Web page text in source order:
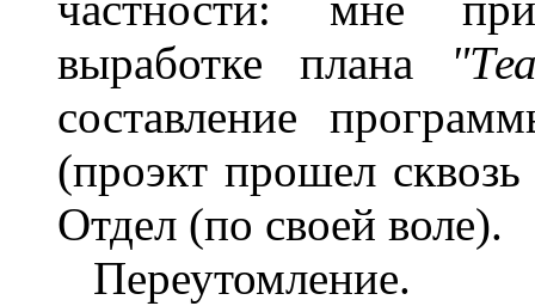
выработке плана
составление
(проэкт прошел
Отдел (по своей воле).
Переутомление.